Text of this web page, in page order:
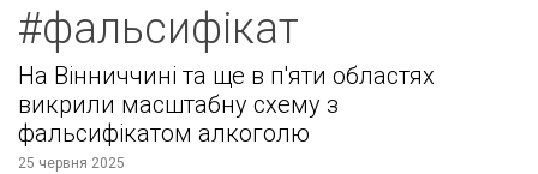
#фальсифікат
На Вінниччині та ще в п'яти областях
викрили масштабну схему з
фальсифікатом алкоголю
25 червня 2025